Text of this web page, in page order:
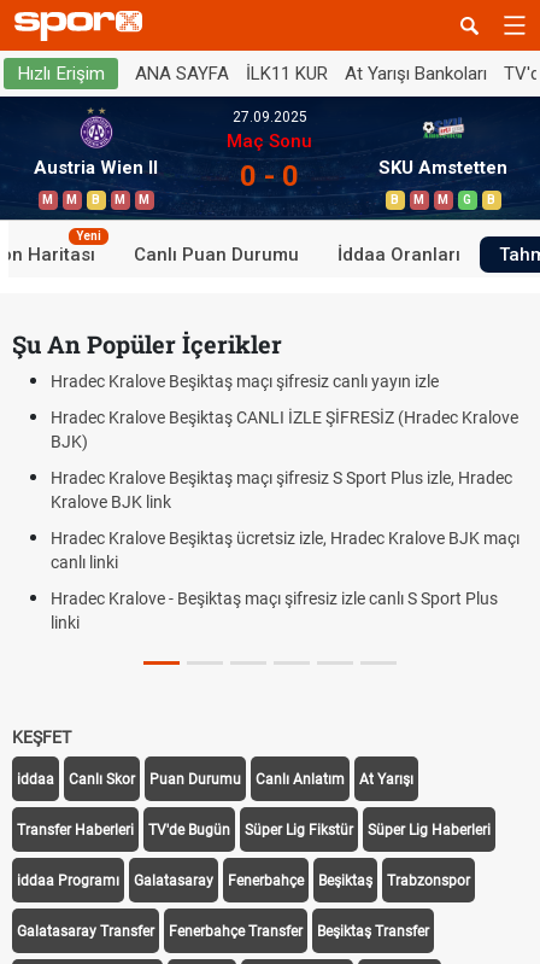
Hızlı Erişim ANA SAYFA İLK11 KUR At Yarışı Bankoları
Austria Wien II
M M B M M
27.09.2025
Maç Sonu
0 - 0 SKU Amstetten
B M M G B
Haritası
Yeni
Canlı Puan Durumu İddaa Oranları
Şu An Popüler İçerikler
Hradec Kralove Beşiktaş maçı şifresiz canlı yayın izle
Hradec Kralove Beşiktaş CANLI İZLE ŞİFRESİZ (Hradec Kralove
BJK)
Hradec Kralove Beşiktaş maçı şifresiz S Sport Plus izle, Hradec
Kralove BJK link
Hradec Kralove Beşiktaş ücretsiz izle, Hradec Kralove BJK maçı
canlı linki
Hradec Kralove - Beşiktaş maçı şifresiz izle canlı S Sport Plus
linki
KEŞFET
iddaa Canlı Skor Puan Durumu Canlı Anlatım At Yarışı
Transfer Haberleri TV'de Bugün Süper Lig Fikstür Süper Lig Haberleri
iddaa Programı Galatasaray Fenerbahçe Beşiktaş Trabzonspor
Galatasaray Transfer Fenerbahçe Transfer Beşiktaş Transfer